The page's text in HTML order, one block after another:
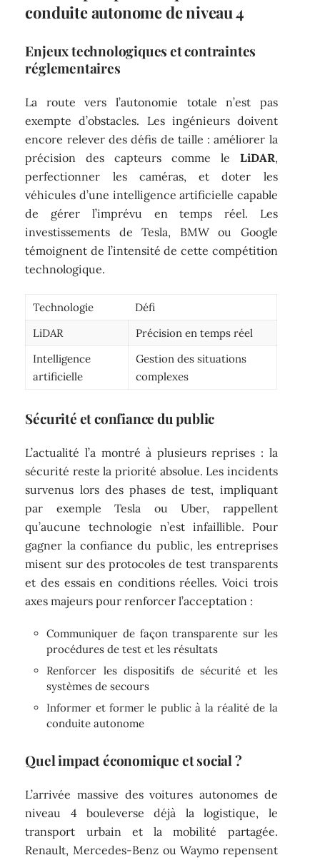
conduite autonome de niveau 4
Enjeux technologiques et contraintes
réglementaires
La route vers l’autonomie totale n’est pas
exempte d’obstacles. Les ingénieurs doivent
encore relever des défis de taille : améliorer la
précision des capteurs comme le LiDAR,
perfectionner les caméras, et doter les
véhicules d’une intelligence artificielle capable
de gérer l’imprévu en temps réel. Les
investissements de Tesla, BMW ou Google
témoignent de l’intensité de cette compétition
technologique.
Technologie
Défi
LiDAR
Précision en temps réel
Intelligence
artificielle
Gestion des situations
complexes
Sécurité et confiance du public
L’actualité l’a montré à plusieurs reprises : la
sécurité reste la priorité absolue. Les incidents
survenus lors des phases de test, impliquant
par exemple Tesla ou Uber, rappellent
qu’aucune technologie n’est infaillible. Pour
gagner la confiance du public, les entreprises
misent sur des protocoles de test transparents
et des essais en conditions réelles. Voici trois
axes majeurs pour renforcer l’acceptation :
Communiquer de façon transparente sur les
procédures de test et les résultats
Renforcer les dispositifs de sécurité et les
systèmes de secours
Informer et former le public à la réalité de la
conduite autonome
Quel impact économique et social ?
L’arrivée massive des voitures autonomes de
niveau 4 bouleverse déjà la logistique, le
transport urbain et la mobilité partagée.
Renault, Mercedes-Benz ou Waymo repensent